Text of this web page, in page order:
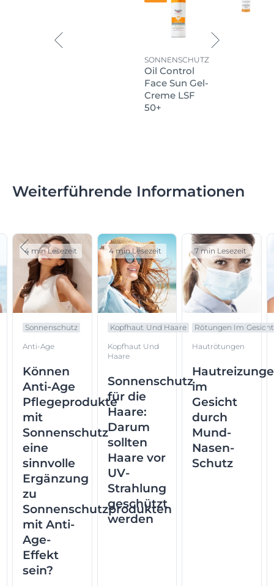
SONNENSCHUTZ
Oil Control
Face Sun Gel-
Creme LSF
50+
Weiterführende Informationen
Sonnenschutz
Anti-Age
Können
Anti-Age
Pflegeprodukte
mit
Sonnenschutz
eine
sinnvolle
Ergänzung
zu
Sonnenschutzprodukten
mit Anti-
Age-
Effekt
sein?
4 min Lesezeit
Kopfhaut Und Haare
Kopfhaut Und
Haare
Sonnenschutz
für die
Haare:
Darum
sollten
Haare vor
UV-
Strahlung
geschützt
werden
4 min Lesezeit
Rötungen Im Gesicht
Hautrötungen
im
Gesicht
durch
Mund-
Nasen-
Schutz
7 min Lesezeit